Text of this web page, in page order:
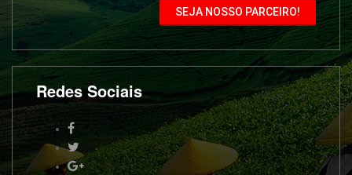
SEJA NOSSO PARCEIRO!
Redes Sociais